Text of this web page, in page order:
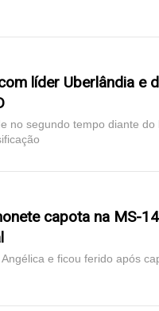
líder Uberlândia e
no segundo tempo diante
capota na MS-
e ficou ferido após